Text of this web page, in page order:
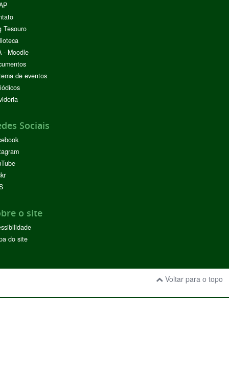
Tesouro
- Moodle
de eventos
Sociais
o site
do site
Voltar para o topo